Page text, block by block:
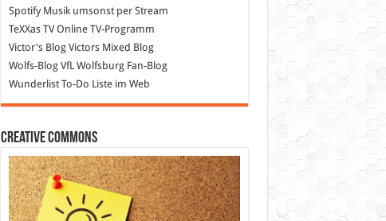
SpotifyMusik umsonst per Stream
TeXXas TVOnline TV-Programm
Victor's BlogVictors Mixed Blog
Wolfs-BlogVfL Wolfsburg Fan-Blog
WunderlistTo-Do Liste im Web
Creative Commons